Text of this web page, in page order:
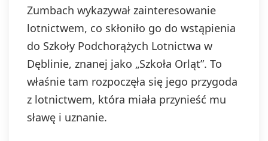
Zumbach wykazywał zainteresowanie
lotnictwem, co skłoniło go do wstąpienia
do Szkoły Podchorążych Lotnictwa w
Dęblinie, znanej jako „Szkoła Orląt”. To
właśnie tam rozpoczęła się jego przygoda
z lotnictwem, która miała przynieść mu
sławę i uznanie.